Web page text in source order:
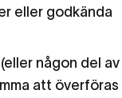
eller godkända
någon del av
att överföras